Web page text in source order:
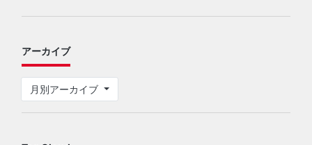
アーカイブ
月別アーカイブ